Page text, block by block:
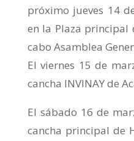
próximo jueves 14
en la Plaza principal
cabo Asamblea
El viernes 15 de
cancha INVINAY de
El sábado 16 de
cancha principal de